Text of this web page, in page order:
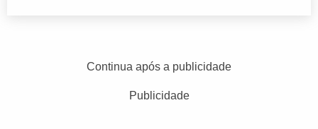
Continua após a publicidade
Publicidade